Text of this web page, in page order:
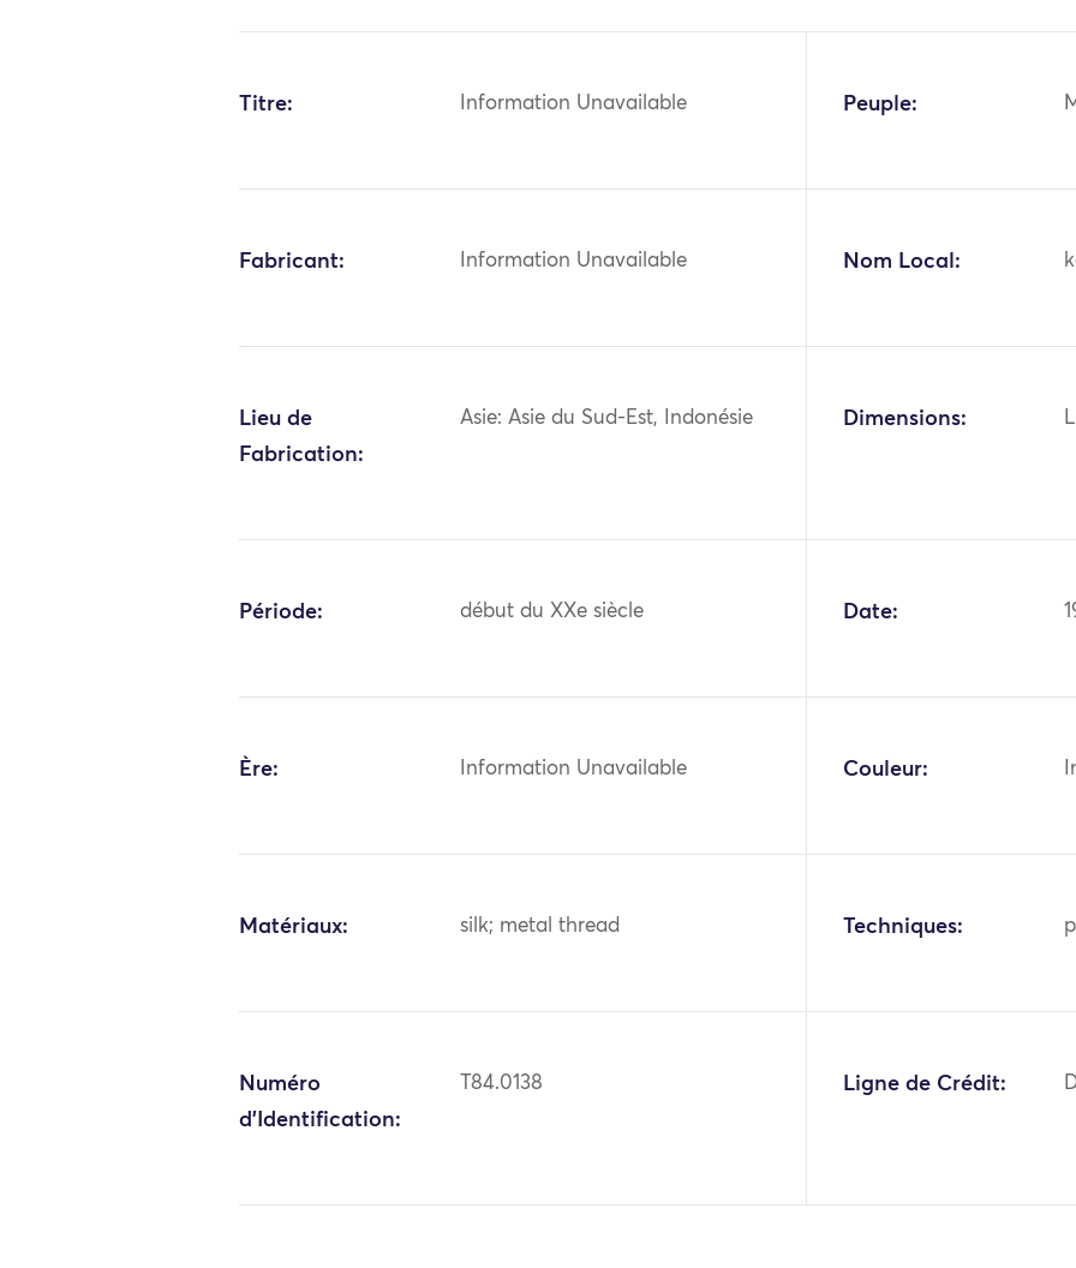
Titre: Information Unavailable Peuple:
Fabricant: Information Unavailable Nom Local:
Lieu de
Fabrication:
Asie: Asie du Sud-Est, Indonésie Dimensions:
Période: début du XXe siècle Date:
Ère: Information Unavailable Couleur:
Matériaux: silk; metal thread Techniques:
Numéro
d'Identification:
T84.0138 Ligne de Crédit: